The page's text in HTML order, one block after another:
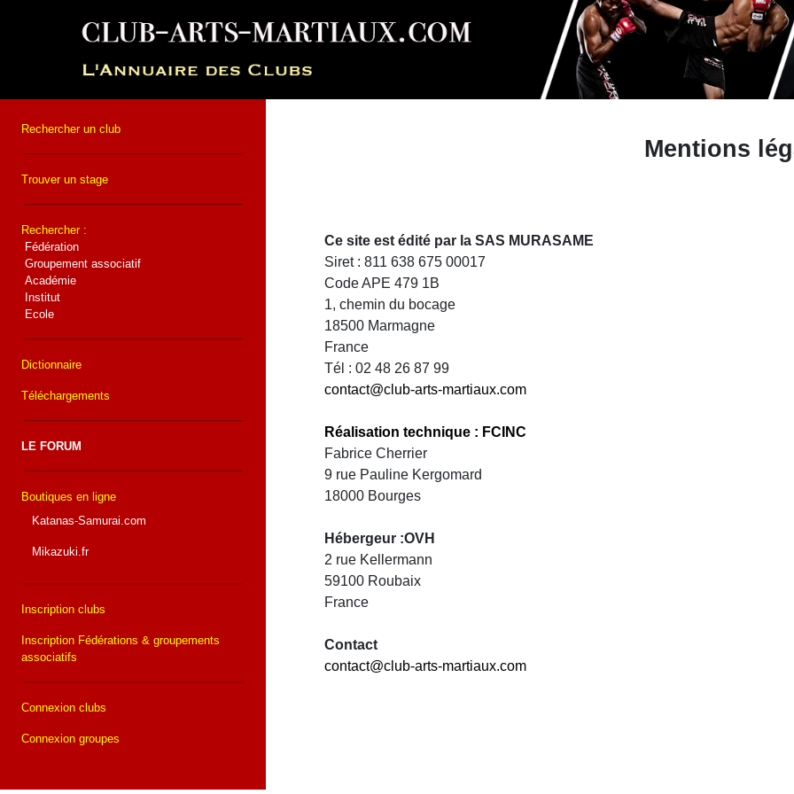
Rechercher un club
Trouver un stage
Rechercher :
Fédération
Groupement associatif
Académie
Institut
Ecole
Dictionnaire
Téléchargements
LE FORUM
Boutiques en ligne
Katanas-Samurai.com
Mikazuki.fr
Inscription clubs
Inscription Fédérations & groupements
associatifs
Connexion clubs
Connexion groupes
Mentions
Ce site est édité par la SAS MURASAME
Siret : 811 638 675 00017
Code APE 479 1B
1, chemin du bocage
18500 Marmagne
France
Tél : 02 48 26 87 99
contact@club-arts-martiaux.com
Réalisation technique : FCINC
Fabrice Cherrier
9 rue Pauline Kergomard
18000 Bourges
Hébergeur :OVH
2 rue Kellermann
59100 Roubaix
France
Contact
contact@club-arts-martiaux.com